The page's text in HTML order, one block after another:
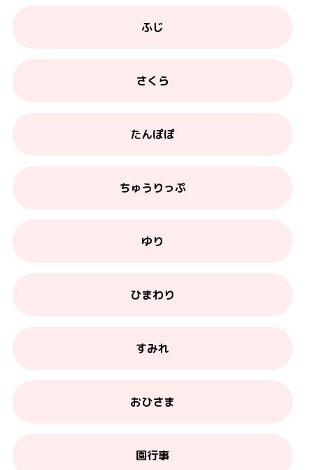
ふじ
さくら
たんぽぽ
ちゅうりっぷ
ゆり
ひまわり
すみれ
おひさま
園行事